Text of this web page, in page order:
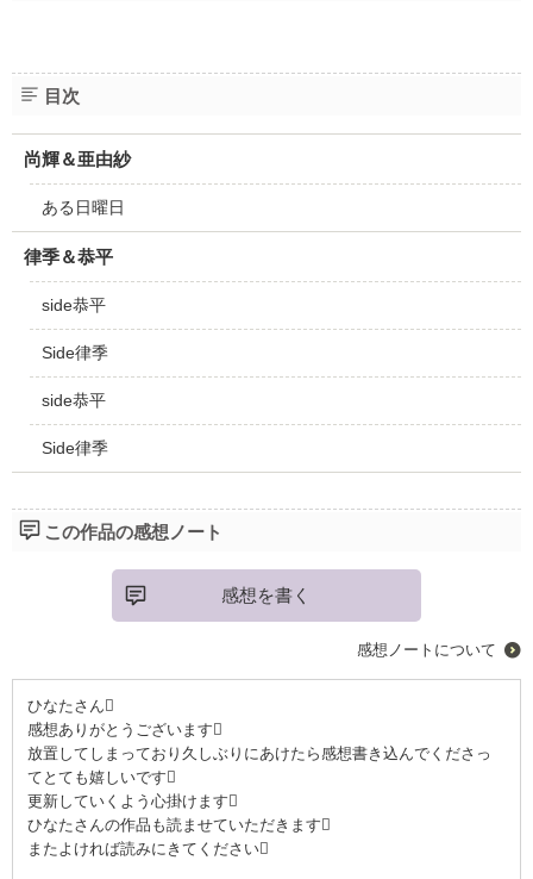
目次
尚輝＆亜由紗
ある日曜日
律季＆恭平
side恭平
Side律季
side恭平
Side律季
この作品の感想ノート
感想を書く
感想ノートについて
ひなたさん
感想ありがとうございます
放置してしまっており久しぶりにあけたら感想書き込んでくださっ
てとても嬉しいです
更新していくよう心掛けます
ひなたさんの作品も読ませていただきます
またよければ読みにきてください